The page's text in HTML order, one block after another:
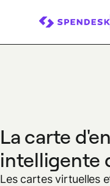
La carte
intelligente
Les cartes virtuelles